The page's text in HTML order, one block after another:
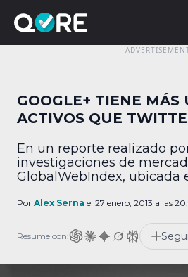
GOOGLE+ TIENE MÁS
ACTIVOS QUE
En un reporte realizado
investigaciones de
GlobalWebIndex, ubicada
que muchos podrían creer.
una de las redes sociales
impresión es que no hay
usuarios, pero en realidad
Por Alex Serna el 27 enero, 2013 a las
Resume con: